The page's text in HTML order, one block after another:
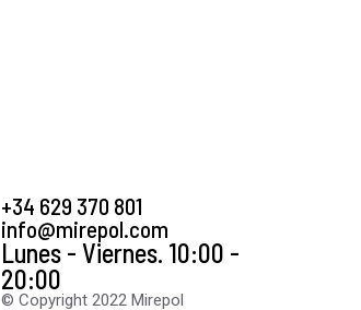
+34 629 370 801
info@mirepol.com
Lunes - Viernes. 10:00 -
20:00
© Copyright 2022 Mirepol